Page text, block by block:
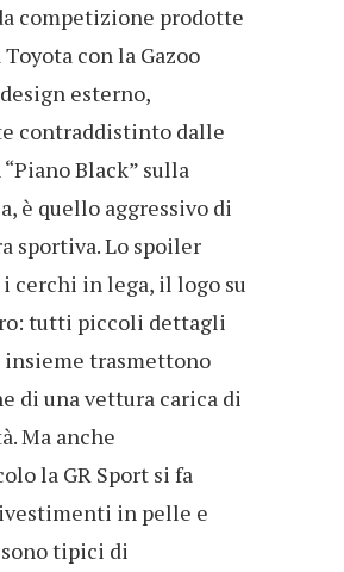
competizione prodotte
con la Gazoo
esterno,
contraddistinto dalle
Black” sulla
è quello aggressivo di
sportiva. Lo spoiler
cerchi in lega, il logo su
tutti piccoli dettagli
insieme trasmettono
di una vettura carica di
Ma anche
la GR Sport si fa
in pelle e
tipici di